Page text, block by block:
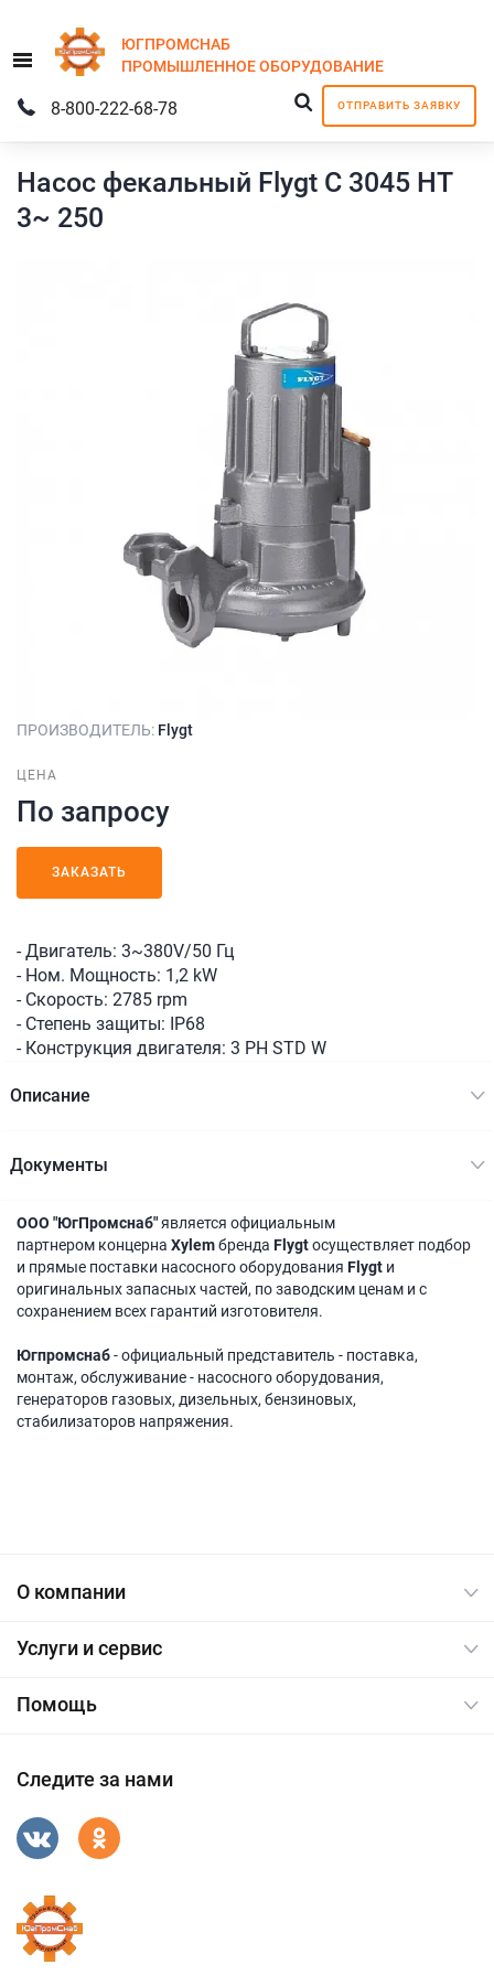
Menu
ЮГПРОМСНАБ
ПРОМЫШЛЕННОЕОБОРУДОВАНИЕ
ОТПРАВИТЬ ЗАЯВКУ
8-800-222-68-78
Насос фекальный Flygt C 3045 HT
3~ 250
ПРОИЗВОДИТЕЛЬ: Flygt
ЦЕНА
По запросу
ЗАКАЗАТЬ
- Двигатель: 3~380V/50 Гц
- Ном. Мощность: 1,2 kW
- Скорость: 2785 rpm
- Степень защиты: IP68
- Конструкция двигателя: 3 PH STD W
Описание
Документы
ООО "ЮгПромснаб"является официальным
партнером концерна Xylemбренда Flygtосуществляет подбор
и прямые поставки насосного оборудования Flygt и
оригинальных запасных частей, по заводским ценам и с
сохранением всех гарантий изготовителя.
Югпромснаб- официальный представитель - поставка,
монтаж, обслуживание - насосного оборудования,
генераторов газовых, дизельных, бензиновых,
стабилизаторов напряжения.
О компании
Услуги и сервис
Помощь
Следите за нами